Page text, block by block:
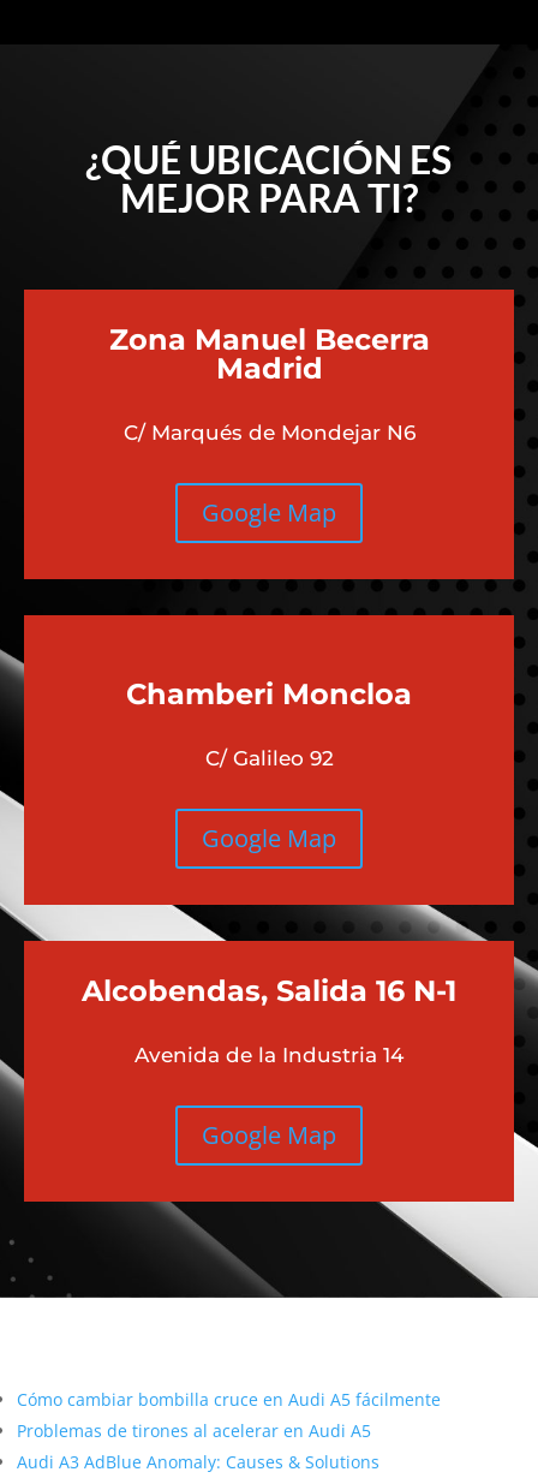
¿QUÉ UBICACIÓN ES
MEJOR PARA TI?
Zona Manuel Becerra
Madrid
C/ Marqués de Mondejar N6
Google Map
Chamberi Moncloa
C/ Galileo 92
Google Map
Alcobendas, Salida 16 N-1
Avenida de la Industria 14
Google Map
Cómo cambiar bombilla cruce en Audi A5 fácilmente
Problemas de tirones al acelerar en Audi A5
Audi A3 AdBlue Anomaly: Causes & Solutions